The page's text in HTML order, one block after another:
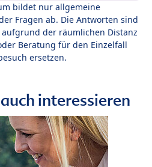
bildet nur allgemeine
Fragen ab. Die Antworten sind
der räumlichen Distanz
Beratung für den Einzelfall
ersetzen.
interessieren